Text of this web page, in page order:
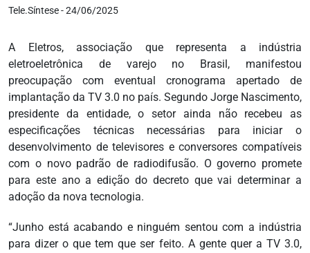
Tele.Síntese - 24/06/2025
A Eletros, associação que representa a indústria
eletroeletrônica de varejo no Brasil, manifestou
preocupação com eventual cronograma apertado de
implantação da TV 3.0 no país. Segundo Jorge Nascimento,
presidente da entidade, o setor ainda não recebeu as
especificações técnicas necessárias para iniciar o
desenvolvimento de televisores e conversores compatíveis
com o novo padrão de radiodifusão. O governo promete
para este ano a edição do decreto que vai determinar a
adoção da nova tecnologia.
“Junho está acabando e ninguém sentou com a indústria
para dizer o que tem que ser feito. A gente quer a TV 3.0,